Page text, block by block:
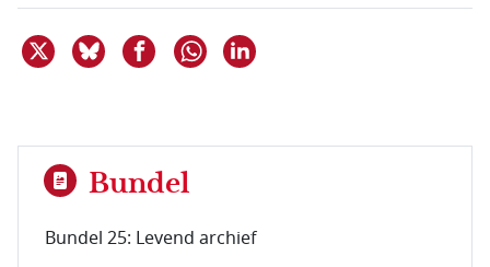
Deel dit item op X
Deel dit item op Bluesky
Deel dit item op Facebook
Delen via WhatsApp
Bundel
Bundel 25: Levend archief